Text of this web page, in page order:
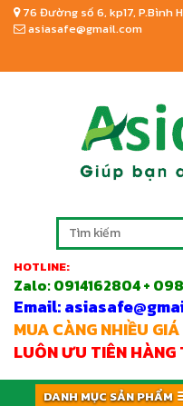
76 Đường số 6, kp17, P.Bình
asiasafe@gmail.com
HOTLINE:
Zalo:0914162804 +
Email:
MUA CÀNG NHIỀU
LUÔN ƯU TIÊN
DANH MỤC SẢN PHẨM